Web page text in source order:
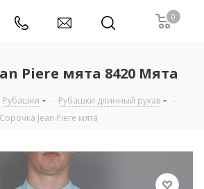
0
Piere мята 8420 Мята
Рубашки - Рубашки длинный рукав
-
Сорочка Jean Piere мята